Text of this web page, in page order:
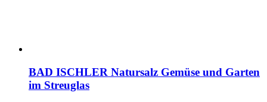
BAD ISCHLER Natursalz Gemüse und Garten
im Streuglas